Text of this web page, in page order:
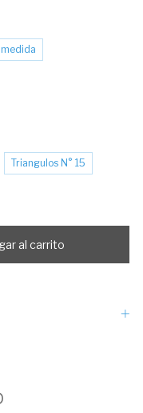
Triangulos N° 15